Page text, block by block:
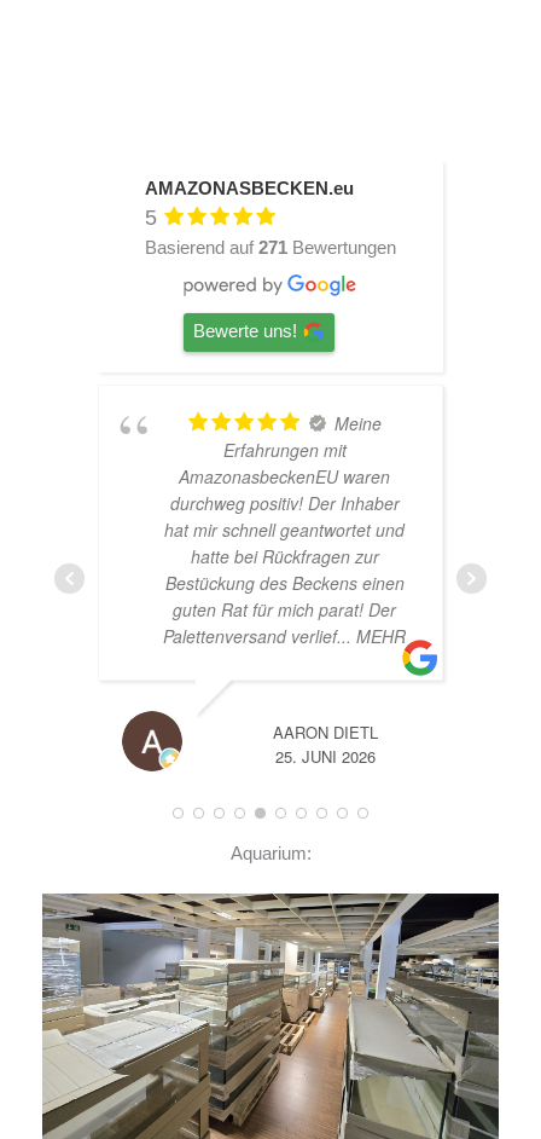
AMAZONASBECKEN.eu
5
Basierend auf 271 Bewertungen
Bewerte uns!
Meine
Erfahrungen mit
AmazonasbeckenEU waren
durchweg positiv! Der Inhaber
hat mir schnell geantwortet und
hatte bei Rückfragen zur
Bestückung des Beckens einen
guten Rat für mich parat! Der
Palettenversand verlief... MEHR
AARON DIETL
25. JUNI 2026
Aquarium: